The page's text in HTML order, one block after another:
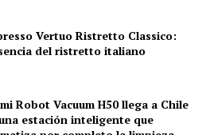
Vertuo Ristretto Classico:
del ristretto italiano
Robot Vacuum H50 llega a Chile
estación inteligente que